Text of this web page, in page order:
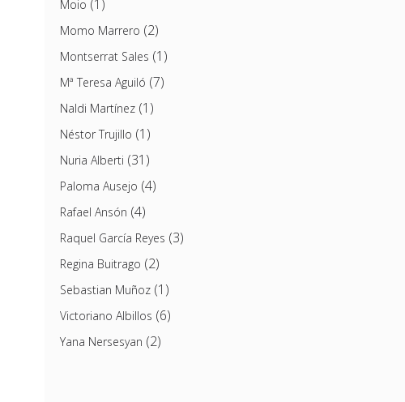
Moio (1)
Momo Marrero (2)
Montserrat Sales (1)
Mª Teresa Aguiló (7)
Naldi Martínez(1)
Néstor Trujillo (1)
Nuria Alberti (31)
Paloma Ausejo (4)
Rafael Ansón (4)
Raquel García Reyes (3)
Regina Buitrago (2)
Sebastian Muñoz(1)
Victoriano Albillos (6)
Yana Nersesyan (2)